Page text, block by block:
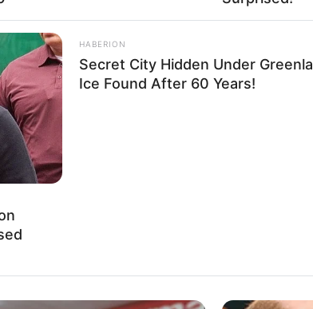
një, derisa të arrijnë maksimumin e vet dhe të ndihmojnë
të veçantë dua të përgëzoj trajnerët e Apolonisë. Ata
në këtë organ kaq prestigjioz dhe të rëndësishëm. Ai e
është një ngjarje historike për futbollin Shqiptar. Është
të konkurrojë dhe jam i lumtur që ia doli”.
HABERION
Secret City Hidden Under
Ice Found After 60 Years!